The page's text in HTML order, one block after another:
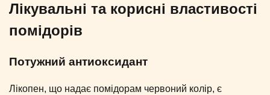
Лікувальні та корисні властивості
помідорів
Потужний антиоксидант
Лікопен, що надає помідорам червоний колір, є